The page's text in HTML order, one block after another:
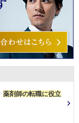
薬剤師の転職に役立